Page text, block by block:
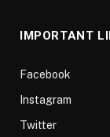
IMPORTANT
Facebook
Instagram
Twitter